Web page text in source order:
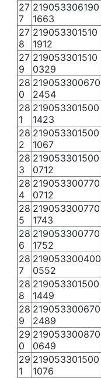
27
7
219053306190
1663
27
8
219053301510
1912
27
9
219053301510
0329
28
0
219053300670
2454
28
1
219053301500
1423
28
2
219053301500
1067
28
3
219053301500
0712
28
4
219053300770
0712
28
5
219053300770
1743
28
6
219053300770
1752
28
7
219053300400
0552
28
8
219053301500
1449
28
9
219053300670
2489
29
0
219053300870
0649
29
1
219053301500
1076